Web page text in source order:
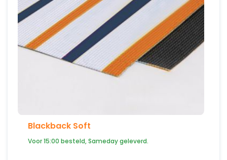
Blackback Soft
Voor 15:00 besteld, Sameday geleverd.